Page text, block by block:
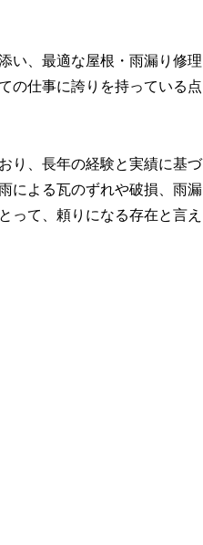
い、最適な屋根・雨漏り修理
の仕事に誇りを持っている点
り、長年の経験と実績に基づ
による瓦のずれや破損、雨漏
って、頼りになる存在と言え